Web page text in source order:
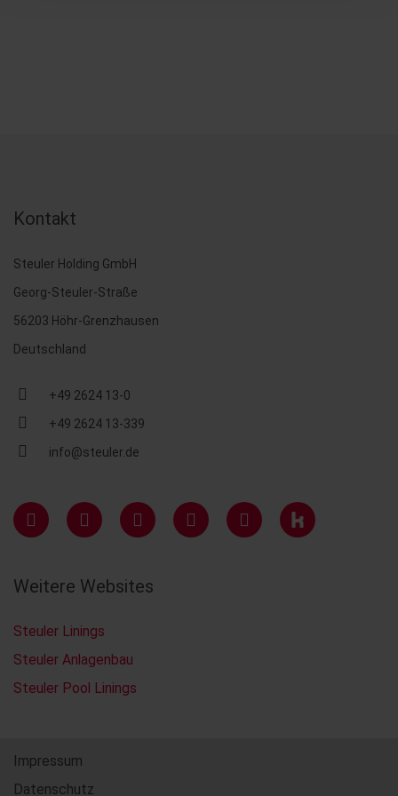
Kontakt
Steuler Holding GmbH
Georg-Steuler-Straße
56203 Höhr-Grenzhausen
Deutschland
+49 2624 13-0
+49 2624 13-339
info@steuler.de
Weitere Websites
Steuler Linings
Steuler Anlagenbau
Steuler Pool Linings
Impressum
Datenschutz